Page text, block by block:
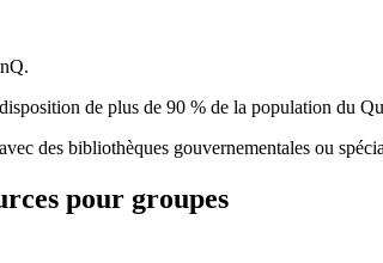
de plus de 90 % de la population du Qu
des bibliothèques gouvernementales ou
pour groupes